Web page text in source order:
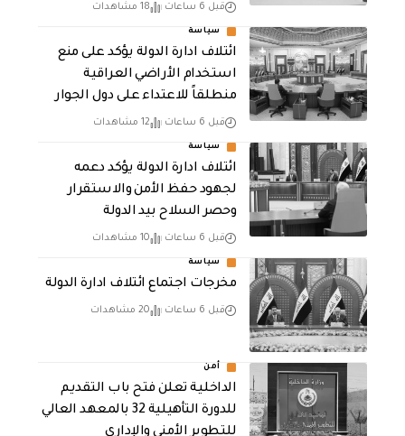
قبل 6 ساعات 18 مشاهدات
سياسة
ائتلاف ادارة الدولة يؤكد على منع
استخدام الأراضي العراقية
منطلقاً للاعتداء على دول الجوار
قبل 6 ساعات 12 مشاهدات
سياسة
ائتلاف ادارة الدولة يؤكد دعمه
لجهود حفظ الأمن والاستقرار
وحصر السلاح بيد الدولة
قبل 6 ساعات 10 مشاهدات
سياسة
مخرجات اجتماع ائتلاف ادارة الدولة
قبل 6 ساعات 20 مشاهدات
أمن
الداخلية تعلن فتح باب التقديم
للدورة التأهيلية 32 بالمعهد العالي
للتطوير الأمني والإداري